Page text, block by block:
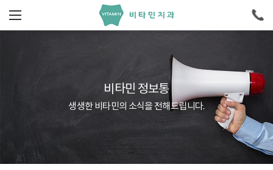
비타민 정보통
생생한 비타민의 소식을 전해드립니다.